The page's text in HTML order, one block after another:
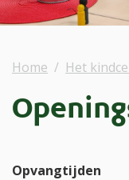
Home Het
Opvangtijden